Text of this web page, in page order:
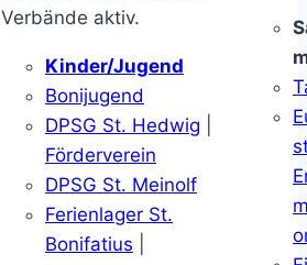
Verbände aktiv.
Kinder/Jugend
Bonijugend
DPSG St. Hedwig
Förderverein
DPSG St. Meinolf
Ferienlager St.
Bonifatius